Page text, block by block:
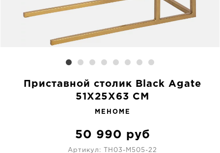
Приставной столик Black Agate
51X25X63 CM
MEHOME
50 990 руб
Артикул: TH03-M505-22